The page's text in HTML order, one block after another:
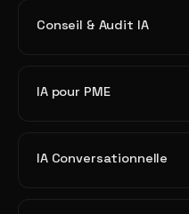
Conseil & Audit IA
IA pour PME
IA Conversationnelle